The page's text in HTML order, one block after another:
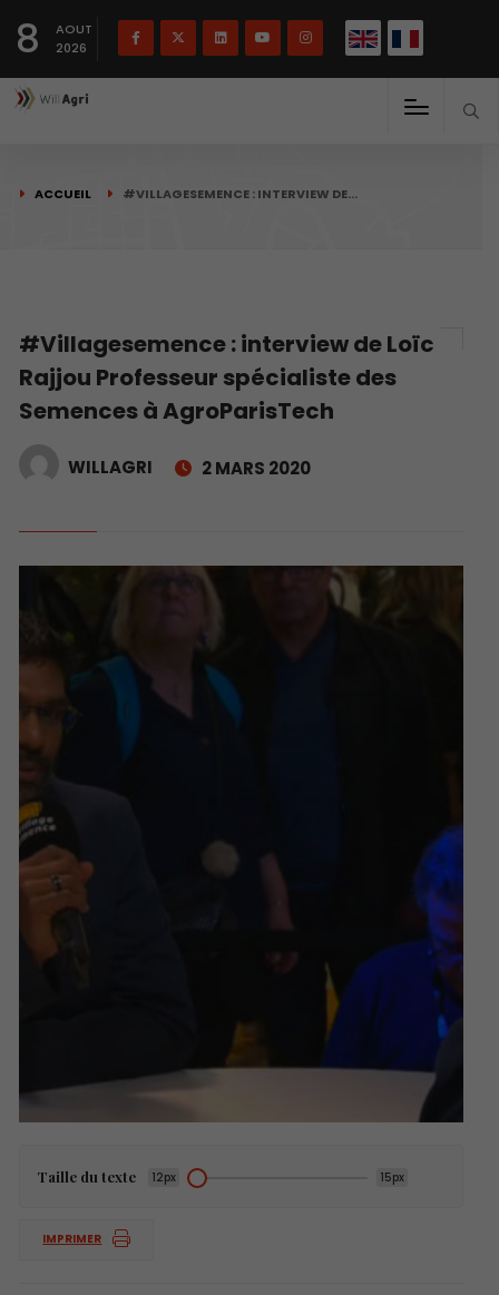
8
AOUT
2026
ACCUEIL #VILLAGESEMENCE : INTERVIEW DE…
#Villagesemence : interview de Loïc
Rajjou Professeur spécialiste des
Semences à AgroParisTech
WILLAGRI 2 MARS 2020
Taille du texte 12px 15px
IMPRIMER
Français English(English)